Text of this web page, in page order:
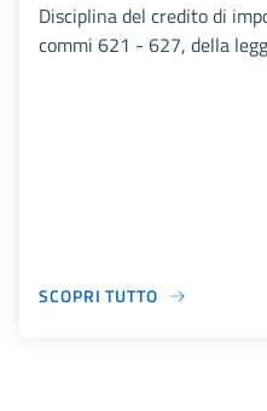
Disciplina del credito di
commi 621 - 627, della
SCOPRI TUTTO